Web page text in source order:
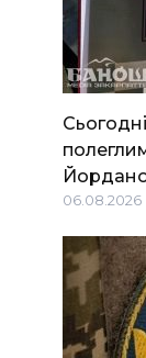
06.08.2026